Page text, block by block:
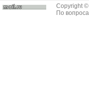
Copyright
По